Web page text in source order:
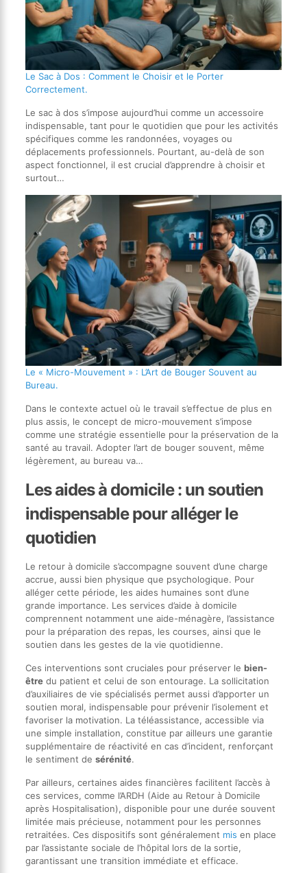
Le Sac à Dos : Comment le Choisir et le Porter
Correctement.
Le sac à dos s’impose aujourd’hui comme un accessoire
indispensable, tant pour le quotidien que pour les activités
spécifiques comme les randonnées, voyages ou
déplacements professionnels. Pourtant, au-delà de son
aspect fonctionnel, il est crucial d’apprendre à choisir et
surtout…
Le « Micro-Mouvement » : L’Art de Bouger Souvent au
Bureau.
Dans le contexte actuel où le travail s’effectue de plus en
plus assis, le concept de micro-mouvement s’impose
comme une stratégie essentielle pour la préservation de la
santé au travail. Adopter l’art de bouger souvent, même
légèrement, au bureau va…
Les aides à domicile : un soutien
indispensable pour alléger le
quotidien
Le retour à domicile s’accompagne souvent d’une charge
accrue, aussi bien physique que psychologique. Pour
alléger cette période, les aides humaines sont d’une
grande importance. Les services d’aide à domicile
comprennent notamment une aide-ménagère, l’assistance
pour la préparation des repas, les courses, ainsi que le
soutien dans les gestes de la vie quotidienne.
Ces interventions sont cruciales pour préserver le bien-
êtredu patient et celui de son entourage. La sollicitation
d’auxiliaires de vie spécialisés permet aussi d’apporter un
soutien moral, indispensable pour prévenir l’isolement et
favoriser la motivation. La téléassistance, accessible via
une simple installation, constitue par ailleurs une garantie
supplémentaire de réactivité en cas d’incident, renforçant
le sentiment de sérénité.
Par ailleurs, certaines aides financières facilitent l’accès à
ces services, comme l’ARDH (Aide au Retour à Domicile
après Hospitalisation), disponible pour une durée souvent
limitée mais précieuse, notamment pour les personnes
retraitées. Ces dispositifs sont généralement mis en place
par l’assistante sociale de l’hôpital lors de la sortie,
garantissant une transition immédiate et efficace.